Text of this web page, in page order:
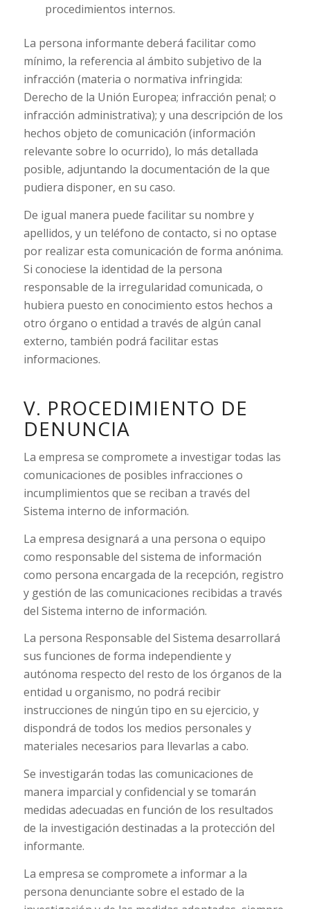
procedimientos internos.
La persona informante deberá facilitar como
mínimo, la referencia al ámbito subjetivo de la
infracción (materia o normativa infringida:
Derecho de la Unión Europea; infracción penal; o
infracción administrativa); y una descripción de los
hechos objeto de comunicación (información
relevante sobre lo ocurrido), lo más detallada
posible, adjuntando la documentación de la que
pudiera disponer, en su caso.
De igual manera puede facilitar su nombre y
apellidos, y un teléfono de contacto, si no optase
por realizar esta comunicación de forma anónima.
Si conociese la identidad de la persona
responsable de la irregularidad comunicada, o
hubiera puesto en conocimiento estos hechos a
otro órgano o entidad a través de algún canal
externo, también podrá facilitar estas
informaciones.
V. PROCEDIMIENTO DE
DENUNCIA
La empresa se compromete a investigar todas las
comunicaciones de posibles infracciones o
incumplimientos que se reciban a través del
Sistema interno de información.
La empresa designará a una persona o equipo
como responsable del sistema de información
como persona encargada de la recepción, registro
y gestión de las comunicaciones recibidas a través
del Sistema interno de información.
La persona Responsable del Sistema desarrollará
sus funciones de forma independiente y
autónoma respecto del resto de los órganos de la
entidad u organismo, no podrá recibir
instrucciones de ningún tipo en su ejercicio, y
dispondrá de todos los medios personales y
materiales necesarios para llevarlas a cabo.
Se investigarán todas las comunicaciones de
manera imparcial y confidencial y se tomarán
medidas adecuadas en función de los resultados
de la investigación destinadas a la protección del
informante.
La empresa se compromete a informar a la
persona denunciante sobre el estado de la